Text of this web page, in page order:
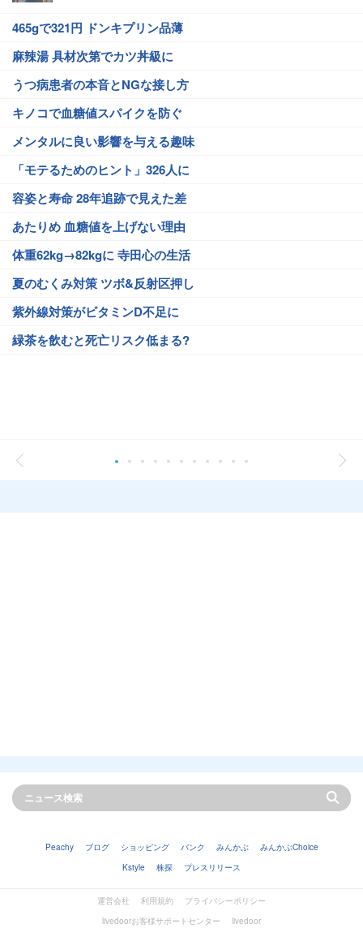
465gで321円 ドンキプリン品薄
麻辣湯 具材次第でカツ丼級に
うつ病患者の本音とNGな接し方
キノコで血糖値スパイクを防ぐ
メンタルに良い影響を与える趣味
「モテるためのヒント」326人に
容姿と寿命 28年追跡で見えた差
あたりめ 血糖値を上げない理由
体重62kg→82kgに 寺田心の生活
夏のむくみ対策 ツボ&反射区押し
紫外線対策がビタミンD不足に
緑茶を飲むと死亡リスク低まる?
Peachy ブログ ショッピング バンク みんかぶ
みんかぶChoice
Kstyle
株探 プレスリリース
運営会社 利用規約
プライバシーポリシー
livedoorお客様サポートセンター
livedoor